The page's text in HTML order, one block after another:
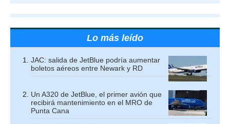
Lo más leído
JAC: salida de JetBlue podría aumentar
boletos aéreos entre Newark y RD
Un A320 de JetBlue, el primer avión que
recibirá mantenimiento en el MRO de
Punta Cana